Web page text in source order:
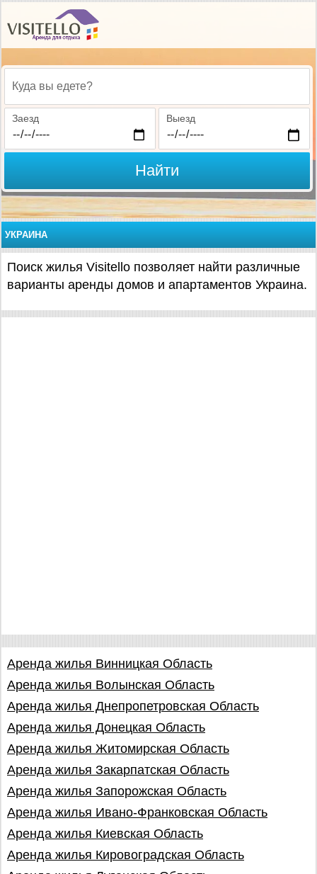
Куда вы едете?
Заезд Выезд
Найти
УКРАИНА
Поиск жилья Visitello позволяет найти различные
варианты аренды домов и апартаментов Украина.
Аренда жилья Винницкая Область
Аренда жилья Волынская Область
Аренда жилья Днепропетровская Область
Аренда жилья Донецкая Область
Аренда жилья Житомирская Область
Аренда жилья Закарпатская Область
Аренда жилья Запорожская Область
Аренда жилья Ивано-Франковская Область
Аренда жилья Киевская Область
Аренда жилья Кировоградская Область